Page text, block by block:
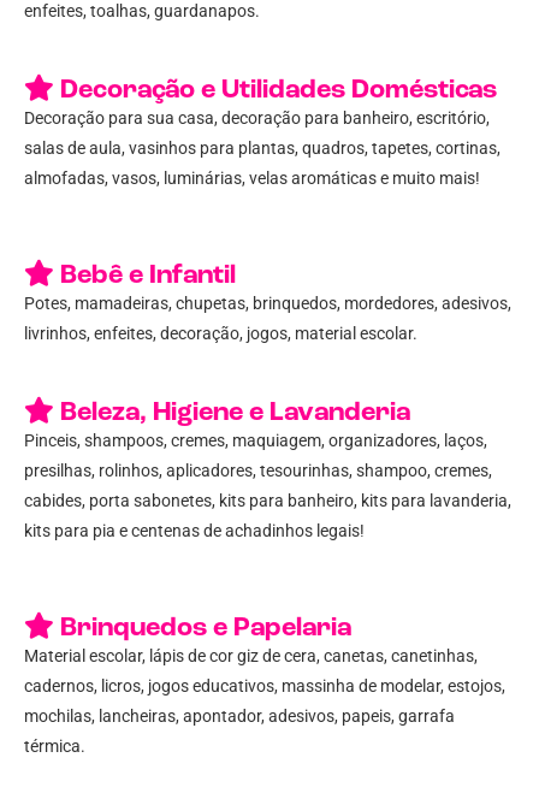
enfeites, toalhas, guardanapos.
Decoração e Utilidades Domésticas
Decoração para sua casa, decoração para banheiro, escritório,
salas de aula, vasinhos para plantas, quadros, tapetes, cortinas,
almofadas, vasos, luminárias, velas aromáticas e muito mais!
Bebê e Infantil
Potes, mamadeiras, chupetas, brinquedos, mordedores, adesivos,
livrinhos, enfeites, decoração, jogos, material escolar.
Beleza, Higiene e Lavanderia
Pinceis, shampoos, cremes, maquiagem, organizadores, laços,
presilhas, rolinhos, aplicadores, tesourinhas, shampoo, cremes,
cabides, porta sabonetes, kits para banheiro, kits para lavanderia,
kits para pia e centenas de achadinhos legais!
Brinquedos e Papelaria
Material escolar, lápis de cor giz de cera, canetas, canetinhas,
cadernos, licros, jogos educativos, massinha de modelar, estojos,
mochilas, lancheiras, apontador, adesivos, papeis, garrafa
térmica.